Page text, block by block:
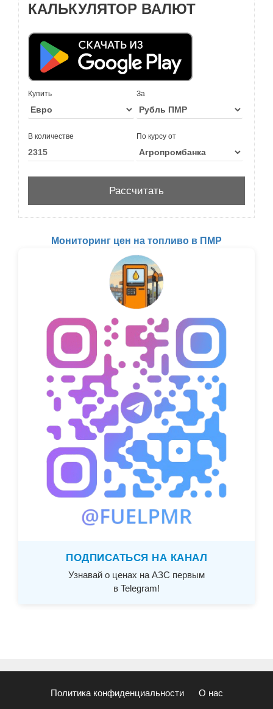
КАЛЬКУЛЯТОР ВАЛЮТ
Купить За
В количестве По курсу от
Мониторинг цен на топливо в ПМР
ПОДПИСАТЬСЯ НА КАНАЛ
Узнавай о ценах на АЗС первым
в Telegram!
Политика конфиденциальности О нас